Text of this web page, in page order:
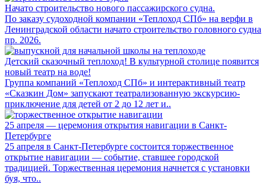
Начато строительство нового пассажирского судна.
По заказу судоходной компании «Теплоход СПб» на верфи в
Ленинградской области начато строительство головного судна
пр. 2026.
Детский сказочный теплоход! В культурной столице появится
новый театр на воде!
Группа компаний «Теплоход СПб» и интерактивный театр
«Сказкин Дом» запускают театрализованную экскурсию-
приключение для детей от 2 до 12 лет и..
25 апреля — церемония открытия навигации в Санкт-
Петербурге
25 апреля в Санкт-Петербурге состоится торжественное
открытие навигации — событие, ставшее городской
традицией. Торжественная церемония начнется с установки
буя, что..